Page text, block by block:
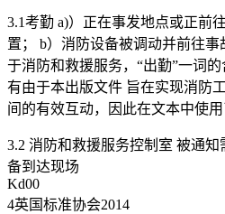
3.1考勤 a)）正在事发地点或正前
置； b）消防设备被调动并前往
于消防和救援服务，“出勤”一词
有由于本出版文件 旨在实现消防
间的有效互动，因此在文本中使
3.2 消防和救援服务控制室 被通
备到达现场
Kd00
4英国标准协会2014